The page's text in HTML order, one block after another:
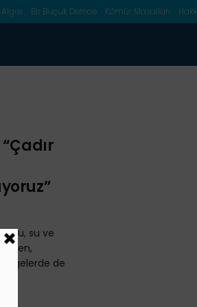
Bir Buçuk Derece Kömür Masalları
su ve
de